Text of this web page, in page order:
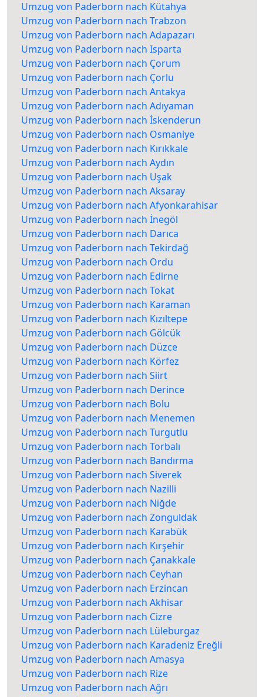
Umzug von Paderborn nach Kütahya
Umzug von Paderborn nach Trabzon
Umzug von Paderborn nach Adapazarı
Umzug von Paderborn nach Isparta
Umzug von Paderborn nach Çorum
Umzug von Paderborn nach Çorlu
Umzug von Paderborn nach Antakya
Umzug von Paderborn nach Adıyaman
Umzug von Paderborn nach İskenderun
Umzug von Paderborn nach Osmaniye
Umzug von Paderborn nach Kırıkkale
Umzug von Paderborn nach Aydın
Umzug von Paderborn nach Uşak
Umzug von Paderborn nach Aksaray
Umzug von Paderborn nach Afyonkarahisar
Umzug von Paderborn nach İnegöl
Umzug von Paderborn nach Darıca
Umzug von Paderborn nach Tekirdağ
Umzug von Paderborn nach Ordu
Umzug von Paderborn nach Edirne
Umzug von Paderborn nach Tokat
Umzug von Paderborn nach Karaman
Umzug von Paderborn nach Kızıltepe
Umzug von Paderborn nach Gölcük
Umzug von Paderborn nach Düzce
Umzug von Paderborn nach Körfez
Umzug von Paderborn nach Siirt
Umzug von Paderborn nach Derince
Umzug von Paderborn nach Bolu
Umzug von Paderborn nach Menemen
Umzug von Paderborn nach Turgutlu
Umzug von Paderborn nach Torbalı
Umzug von Paderborn nach Bandırma
Umzug von Paderborn nach Siverek
Umzug von Paderborn nach Nazilli
Umzug von Paderborn nach Niğde
Umzug von Paderborn nach Zonguldak
Umzug von Paderborn nach Karabük
Umzug von Paderborn nach Kırşehir
Umzug von Paderborn nach Çanakkale
Umzug von Paderborn nach Ceyhan
Umzug von Paderborn nach Erzincan
Umzug von Paderborn nach Akhisar
Umzug von Paderborn nach Cizre
Umzug von Paderborn nach Lüleburgaz
Umzug von Paderborn nach Karadeniz Ereğli
Umzug von Paderborn nach Amasya
Umzug von Paderborn nach Rize
Umzug von Paderborn nach Ağrı